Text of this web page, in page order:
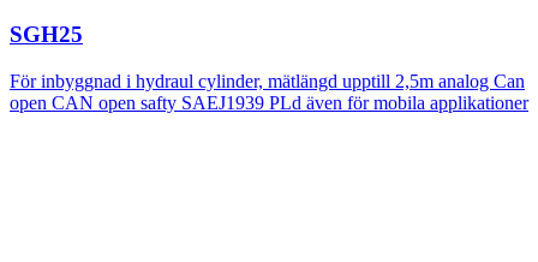
SGH25
För inbyggnad i hydraul cylinder, mätlängd upptill 2,5m analog Can
open CAN open safty SAEJ1939 PLd även för mobila applikationer